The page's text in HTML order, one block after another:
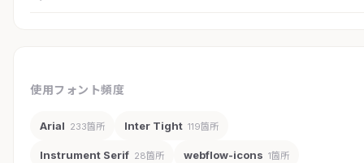
使用フォント頻度
Arial 233箇所 Inter Tight 119箇所
Instrument Serif 28箇所 webflow-icons 1箇所